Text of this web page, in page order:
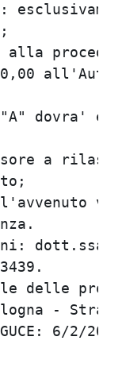
dovra'
a
dott.ssa
delle
-
6/2/